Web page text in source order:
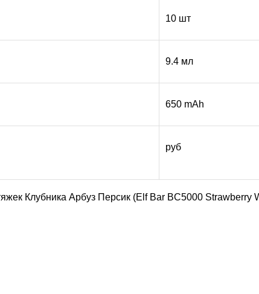
10 шт
9.4 мл
650 mAh
руб
Клубника Арбуз Персик (Elf Bar BC5000